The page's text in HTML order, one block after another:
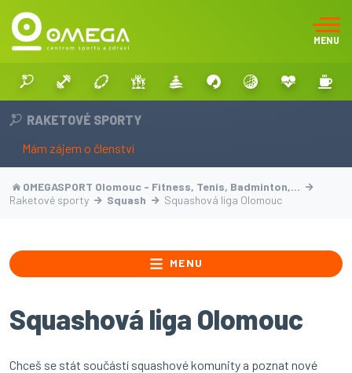
MENU
RAKETOVÉ SPORTY
Mám zájem o členství
OMEGASPORT Olomouc - Fitness, Tenis, Badminton,…
Raketové sporty
Squash Squashová liga Olomouc
MENU
Squashová liga Olomouc
Chceš se stát součástí squashové komunity a poznat nové